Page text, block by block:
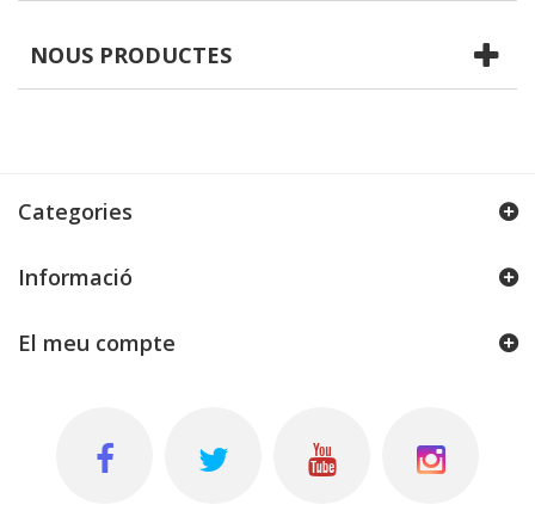
NOUS PRODUCTES
Categories
Informació
El meu compte